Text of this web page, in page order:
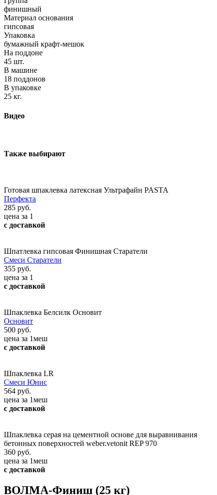
финишный
Материал основания
гипсовая
Упаковка
бумажный крафт-мешок
На поддоне
45 шт.
В машине
18 поддонов
В упаковке
25 кг.
Видео
Также выбирают
Готовая шпаклевка латексная Ультрафайн PASTA
Перфекта
285 руб.
цена за 1
с доставкой
Шпатлевка гипсовая Финишная Старатели
Смеси Старатели
355 руб.
цена за 1
с доставкой
Шпаклевка Белсилк Основит
Основит
500 руб.
цена за 1меш
с доставкой
Шпаклевка LR
Смеси Юнис
564 руб.
цена за 1меш
с доставкой
Шпаклевка серая на цементной основе для выравнивания
бетонных поверхностей weber.vetonit REP 970
360 руб.
цена за 1меш
с доставкой
ВОЛМА-Финиш (25 кг)